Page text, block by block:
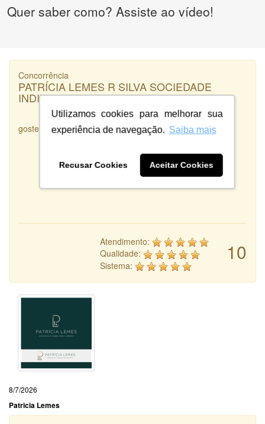
Utilizamos cookies para melhorar sua
experiência de navegação. Saiba mais
Recusar Cookies Aceitar Cookies
Quer saber como? Assiste ao vídeo!
Concorrência
PATRÍCIA LEMES R SILVA SOCIEDADE
INDIVIDUAL DE ADVOCACIA
gostei muito dos trabalhos apresentados e da rapidez
10
Atendimento:
Qualidade:
Sistema:
8/7/2026
Patricia Lemes